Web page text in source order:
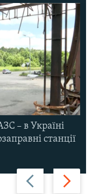
Назад Вперед
– в Україні
станції